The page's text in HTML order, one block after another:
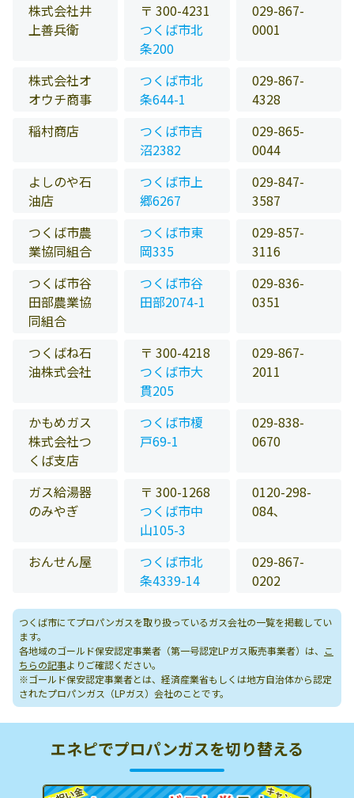
株式会社井
上善兵衛
〒 300-4231
つくば市北
条200
029-867-
0001
株式会社オ
オウチ商事
つくば市北
条644-1
029-867-
4328
稲村商店
つくば市吉
沼2382
029-865-
0044
よしのや石
油店
つくば市上
郷6267
029-847-
3587
つくば市農
業協同組合
つくば市東
岡335
029-857-
3116
つくば市谷
田部農業協
同組合
つくば市谷
田部2074-1
029-836-
0351
つくばね石
油株式会社
〒 300-4218
つくば市大
貫205
029-867-
2011
かもめガス
株式会社つ
くば支店
つくば市榎
戸69-1
029-838-
0670
ガス給湯器
のみやぎ
〒 300-1268
つくば市中
山105-3
0120-298-
084､
おんせん屋
つくば市北
条4339-14
029-867-
0202
つくば市にてプロパンガスを取り扱っているガス会社の一覧を掲載してい
ます。
各地域のゴールド保安認定事業者（第一号認定LPガス販売事業者）は、
こ
ちらの記事よりご確認ください。
※ゴールド保安認定事業者とは、経済産業省もしくは地方自治体から認定
されたプロパンガス（LPガス）会社のことです。
エネピでプロパンガスを切り替える